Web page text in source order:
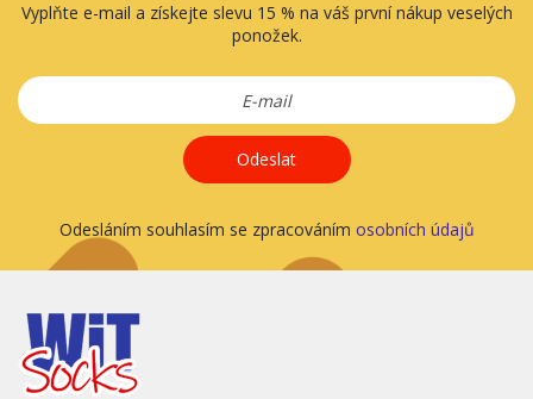
Vyplňte e-mail a získejte slevu 15 % na váš první nákup veselých
ponožek.
Odeslat
Odesláním souhlasím se zpracováním osobních údajů